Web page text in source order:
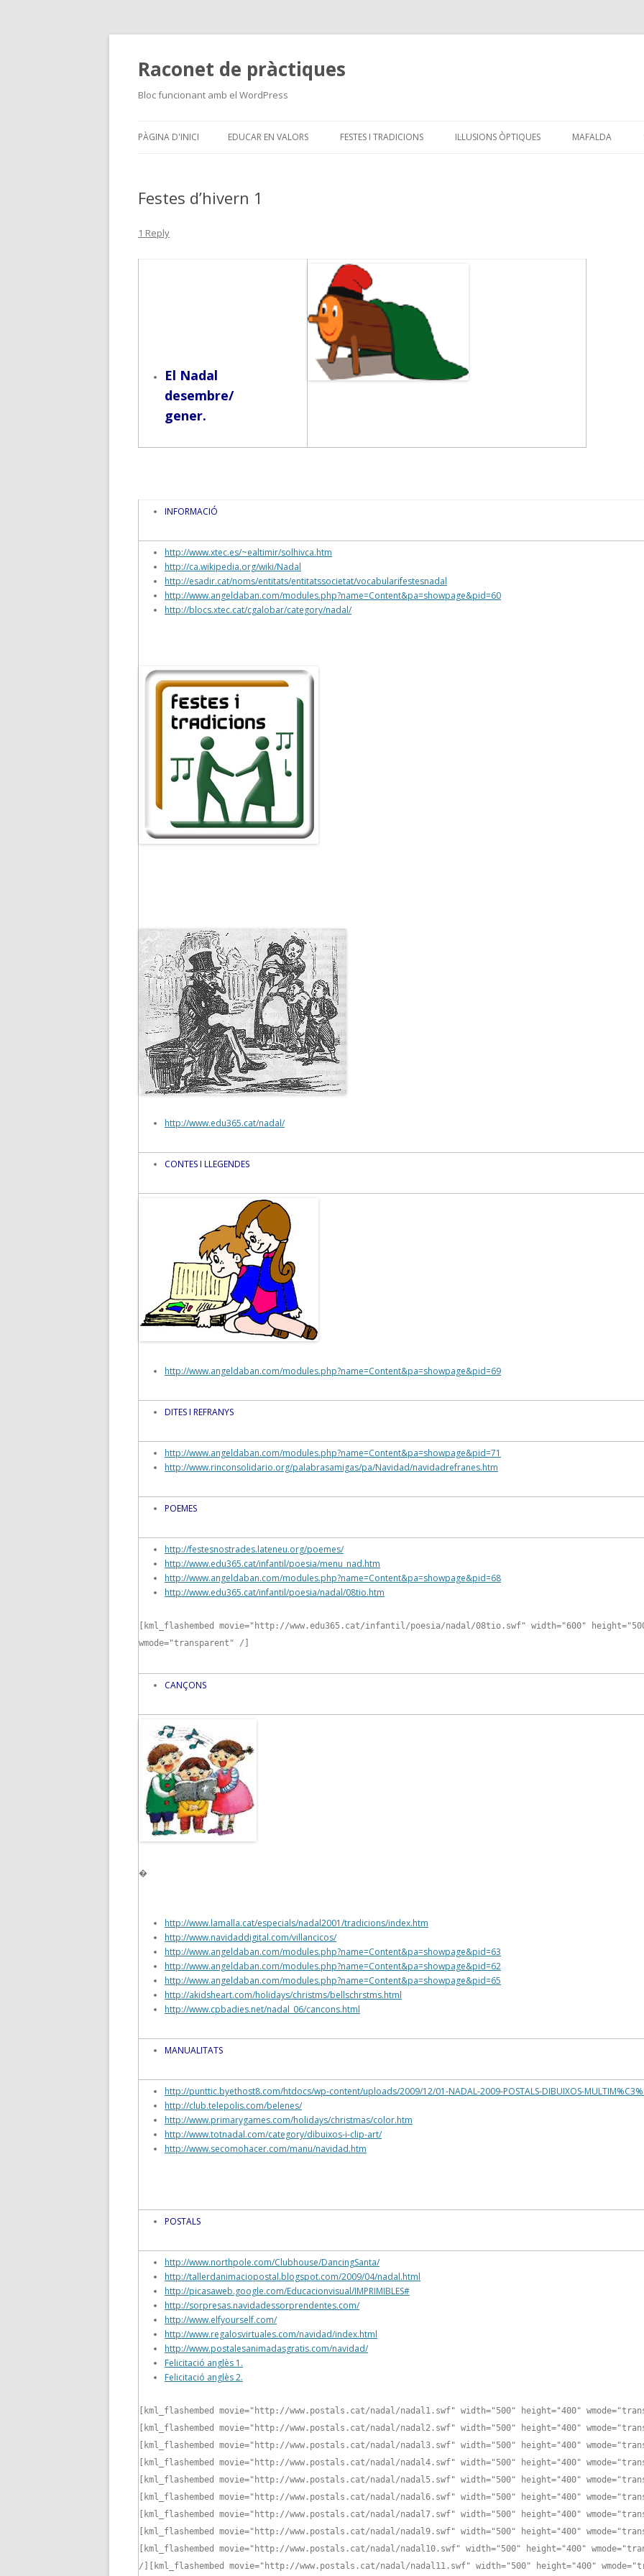
Raconet de pràctiques
Bloc funcionant amb el WordPress
to
PÀGINA D'INICI EDUCAR EN VALORS FESTES I TRADICIONS IL·LUSIONS ÒPTIQUES MAFALDA
Festes d’hivern 1
1 Reply
El Nadal
desembre/
gener.
INFORMACIÓ
http://www.xtec.es/~ealtimir/solhivca.htm
http://ca.wikipedia.org/wiki/Nadal
http://esadir.cat/noms/entitats/entitatssocietat/vocabularifestesnadal
http://www.angeldaban.com/modules.php?name=Content&pa=showpage&pid=60
http://blocs.xtec.cat/cgalobar/category/nadal/
http://www.edu365.cat/nadal/
CONTES I LLEGENDES
http://www.angeldaban.com/modules.php?name=Content&pa=showpage&pid=69
DITES I REFRANYS
http://www.angeldaban.com/modules.php?name=Content&pa=showpage&pid=71
http://www.rinconsolidario.org/palabrasamigas/pa/Navidad/navidadrefranes.htm
POEMES
http://festesnostrades.lateneu.org/poemes/
http://www.edu365.cat/infantil/poesia/menu_nad.htm
http://www.angeldaban.com/modules.php?name=Content&pa=showpage&pid=68
http://www.edu365.cat/infantil/poesia/nadal/08tio.htm
[kml_flashembed movie="http://www.edu365.cat/infantil/poesia/nadal/08tio.swf" width="600"
wmode="transparent" /]
CANÇONS
�
http://www.lamalla.cat/especials/nadal2001/tradicions/index.htm
http://www.navidaddigital.com/villancicos/
http://www.angeldaban.com/modules.php?name=Content&pa=showpage&pid=63
http://www.angeldaban.com/modules.php?name=Content&pa=showpage&pid=62
http://www.angeldaban.com/modules.php?name=Content&pa=showpage&pid=65
http://akidsheart.com/holidays/christms/bellschrstms.html
http://www.cpbadies.net/nadal_06/cancons.html
MANUALITATS
http://punttic.byethost8.com/htdocs/wp-content/uploads/2009/12/01-NADAL-2009-POSTALS-DIBUIXOS-
http://club.telepolis.com/belenes/
http://www.primarygames.com/holidays/christmas/color.htm
http://www.totnadal.com/category/dibuixos-i-clip-art/
http://www.secomohacer.com/manu/navidad.htm
POSTALS
http://www.northpole.com/Clubhouse/DancingSanta/
http://tallerdanimaciopostal.blogspot.com/2009/04/nadal.html
http://picasaweb.google.com/Educacionvisual/IMPRIMIBLES#
http://sorpresas.navidadessorprendentes.com/
http://www.elfyourself.com/
http://www.regalosvirtuales.com/navidad/index.html
http://www.postalesanimadasgratis.com/navidad/
Felicitació anglès 1.
Felicitació anglès 2.
[kml_flashembed movie="http://www.postals.cat/nadal/nadal1.swf" width="500" height="400"
[kml_flashembed movie="http://www.postals.cat/nadal/nadal2.swf" width="500" height="400"
[kml_flashembed movie="http://www.postals.cat/nadal/nadal3.swf" width="500" height="400"
[kml_flashembed movie="http://www.postals.cat/nadal/nadal4.swf" width="500" height="400"
[kml_flashembed movie="http://www.postals.cat/nadal/nadal5.swf" width="500" height="400"
[kml_flashembed movie="http://www.postals.cat/nadal/nadal6.swf" width="500" height="400"
[kml_flashembed movie="http://www.postals.cat/nadal/nadal7.swf" width="500" height="400"
[kml_flashembed movie="http://www.postals.cat/nadal/nadal9.swf" width="500" height="400"
[kml_flashembed movie="http://www.postals.cat/nadal/nadal10.swf" width="500" height="400"
/]
[kml_flashembed movie="http://www.postals.cat/nadal/nadal11.swf" width="500" height="400"